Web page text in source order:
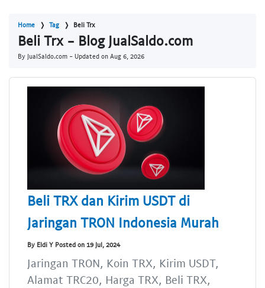
Home Tag Beli Trx
Beli Trx - Blog JualSaldo.com
By JualSaldo.com - Updated on Aug 6, 2026
Beli TRX dan Kirim USDT di
Jaringan TRON Indonesia Murah
By Eldi Y Posted on 19 Jul, 2024
Jaringan TRON, Koin TRX, Kirim USDT,
Alamat TRC20, Harga TRX, Beli TRX,